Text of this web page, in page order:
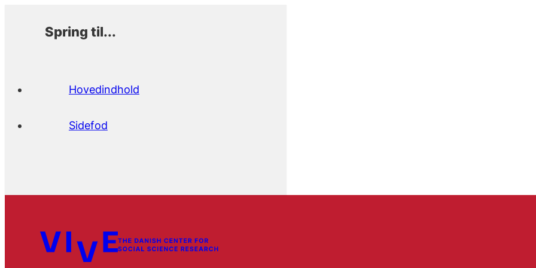
Spring til...
Hovedindhold
Sidefod